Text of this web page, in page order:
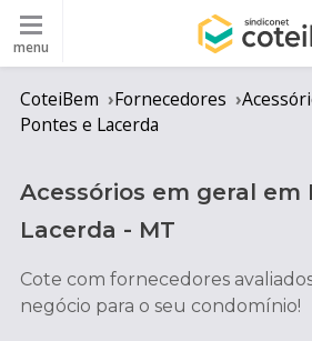
menu
CoteiBem Fornecedores
Pontes e Lacerda
Acessórios em geral em
Lacerda - MT
Cote com fornecedores
negócio para o seu condomínio!